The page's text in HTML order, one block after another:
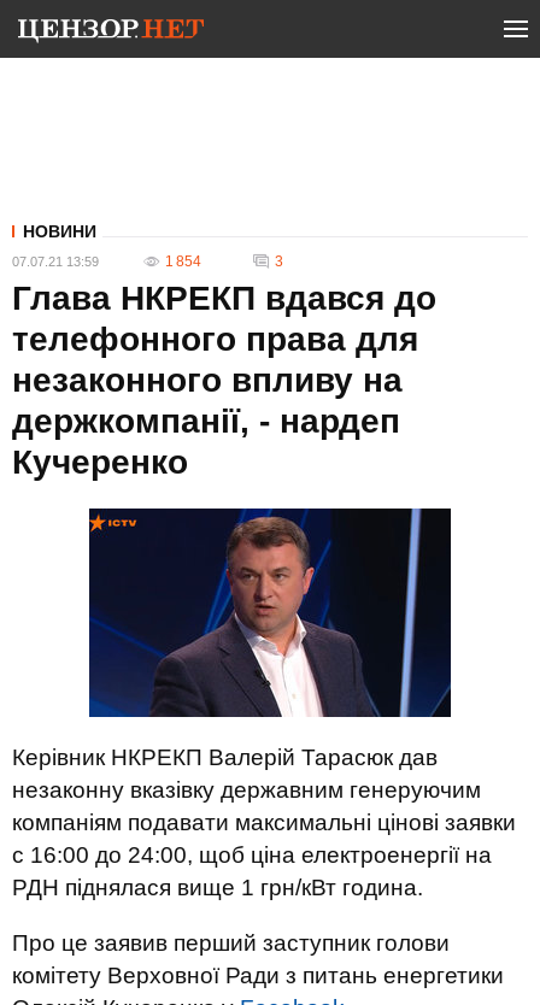
НОВИНИ
07.07.21 13:59 1 854 3
Глава НКРЕКП вдався до
телефонного права для
незаконного впливу на
держкомпанії, - нардеп
Кучеренко
Керівник НКРЕКП Валерій Тарасюк дав
незаконну вказівку державним генеруючим
компаніям подавати максимальні цінові заявки
с 16:00 до 24:00, щоб ціна електроенергії на
РДН піднялася вище 1 грн/кВт година.
Про це заявив перший заступник голови
комітету Верховної Ради з питань енергетики